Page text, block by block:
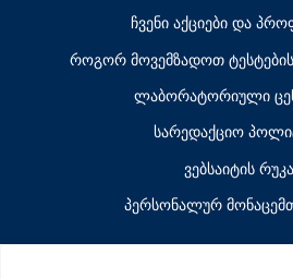
ჩვენი აქციები და
როგორ მოვემზადოთ
ლაბორატორიული
სარედაქციო
ვებსაიტის რუკა
პერსონალურ